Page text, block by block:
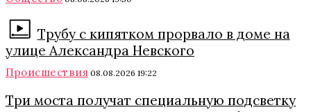
Трубу с кипятком прорвало в доме на
улице Александра Невского
Происшествия 08.08.2026 19:22
Три моста получат специальную подсветку